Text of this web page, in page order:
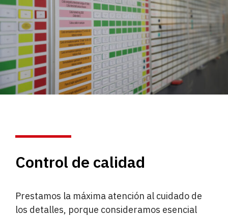
Control de calidad
Prestamos la máxima atención al cuidado de
los detalles, porque consideramos esencial